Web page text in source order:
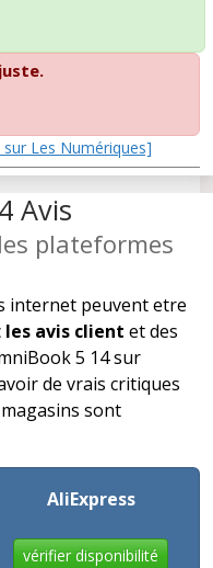
Les Numériques]
Avis
plateformes
internet peuvent etre
les avis client et des
5 14 sur
de vrais critiques
sont
AliExpress
vérifier disponibilité